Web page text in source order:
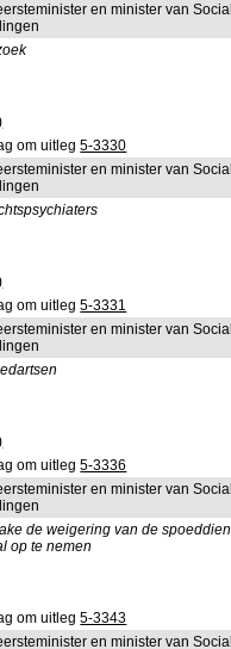
en minister van
om uitleg5-3330
en minister van
om uitleg5-3331
en minister van
om uitleg5-3336
en minister van
de weigering van de
op te nemen
om uitleg5-3343
en minister van